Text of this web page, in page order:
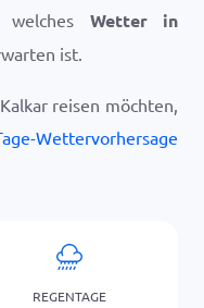
welches Wetter in
ist.
reisen möchten,
Wettervorhersage
REGENTAGE